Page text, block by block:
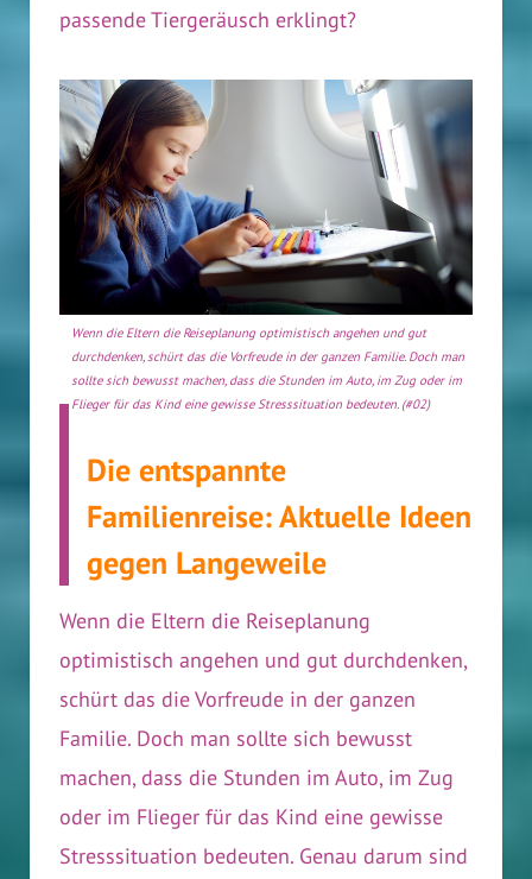
passende Tiergeräusch erklingt?
Wenn die Eltern die Reiseplanung optimistisch angehen und gut
durchdenken, schürt das die Vorfreude in der ganzen Familie. Doch man
sollte sich bewusst machen, dass die Stunden im Auto, im Zug oder im
Flieger für das Kind eine gewisse Stresssituation bedeuten. (#02)
Die entspannte
Familienreise: Aktuelle Ideen
gegen Langeweile
Wenn die Eltern die Reiseplanung
optimistisch angehen und gut durchdenken,
schürt das die Vorfreude in der ganzen
Familie. Doch man sollte sich bewusst
machen, dass die Stunden im Auto, im Zug
oder im Flieger für das Kind eine gewisse
Stresssituation bedeuten. Genau darum sind